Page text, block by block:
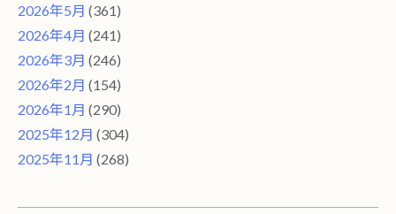
2026年5月 (361)
2026年4月 (241)
2026年3月 (246)
2026年2月 (154)
2026年1月 (290)
2025年12月 (304)
2025年11月 (268)